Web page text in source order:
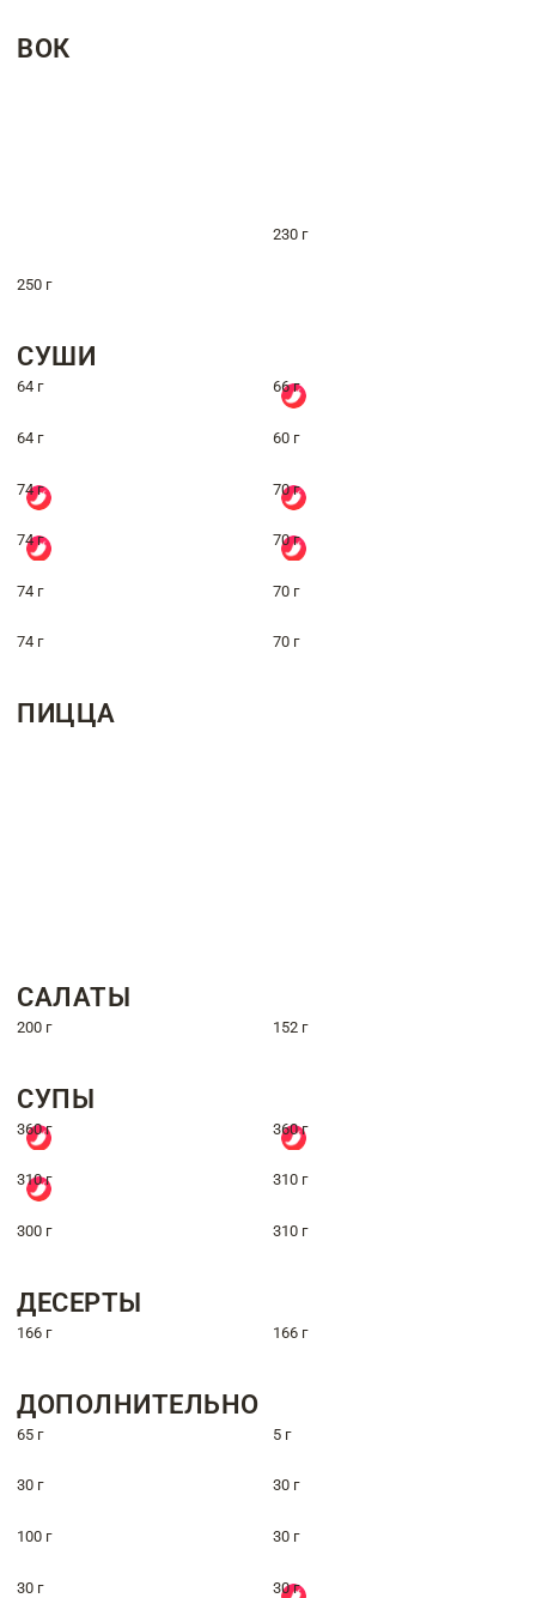
ВОК
230 г
250 г
СУШИ
64 г 66 г
64 г 60 г
74 г 70 г
74 г 70 г
74 г 70 г
74 г 70 г
ПИЦЦА
САЛАТЫ
200 г 152 г
СУПЫ
360 г 360 г
310 г 310 г
300 г 310 г
ДЕСЕРТЫ
166 г 166 г
ДОПОЛНИТЕЛЬНО
65 г 5 г
30 г 30 г
100 г 30 г
30 г 30 г